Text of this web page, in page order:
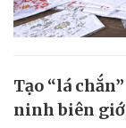
Tạo “lá
ninh biên